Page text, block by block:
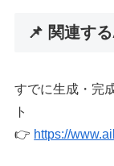
📌 関連す
すでに生成・完
ト
👉 https://